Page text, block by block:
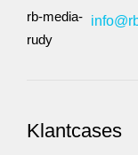
Klantcases